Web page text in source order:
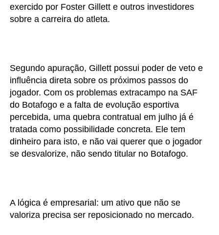
exercido por Foster Gillett e outros investidores
sobre a carreira do atleta.
Segundo apuração, Gillett possui poder de veto e
influência direta sobre os próximos passos do
jogador. Com os problemas extracampo na SAF
do Botafogo e a falta de evolução esportiva
percebida, uma quebra contratual em julho já é
tratada como possibilidade concreta. Ele tem
dinheiro para isto, e não vai querer que o jogador
se desvalorize, não sendo titular no Botafogo.
A lógica é empresarial: um ativo que não se
valoriza precisa ser reposicionado no mercado.